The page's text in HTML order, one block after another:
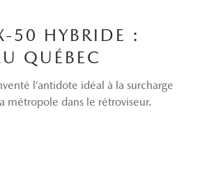
50 HYBRIDE :
QUÉBEC
l’antidote idéal à la surcharge
métropole dans le rétroviseur.